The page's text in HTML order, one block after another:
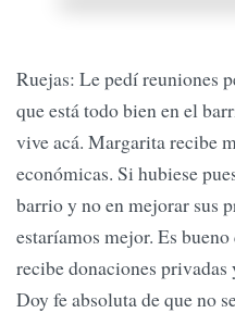
Ruejas: Le pedí reuniones
que está todo bien en el
vive acá. Margarita recibe
económicas. Si hubiese
barrio y no en mejorar sus
estaríamos mejor. Es
recibe donaciones
Doy fe absoluta de que no